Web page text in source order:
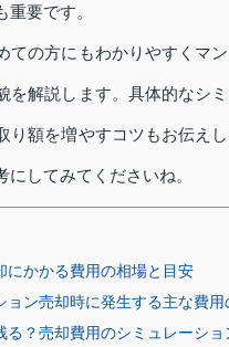
要です。
ての方にもわかりやすくマ
を解説します。具体的なシ
り額を増やすコツもお伝えし
してみてくださいね。
にかかる費用の相場と目安
ョン売却時に発生する主な費用
る？売却費用のシミュレーショ